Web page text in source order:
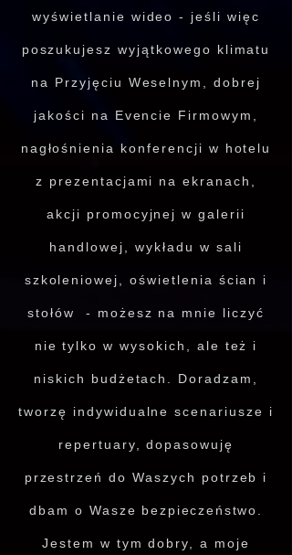
wyświetlanie wideo - jeśli więc
poszukujesz wyjątkowego klimatu
na Przyjęciu Weselnym, dobrej
jakości na Evencie Firmowym,
nagłośnienia konferencji w hotelu
z prezentacjami na ekranach,
akcji promocyjnej w galerii
handlowej, wykładu w sali
szkoleniowej, oświetlenia ścian i
stołów - możesz na mnie liczyć
nie tylko w wysokich, ale też i
niskich budżetach. Doradzam,
tworzę indywidualne scenariusze i
repertuary, dopasowuję
przestrzeń do Waszych potrzeb i
dbam o Wasze bezpieczeństwo
Jestem w tym dobry, a moje